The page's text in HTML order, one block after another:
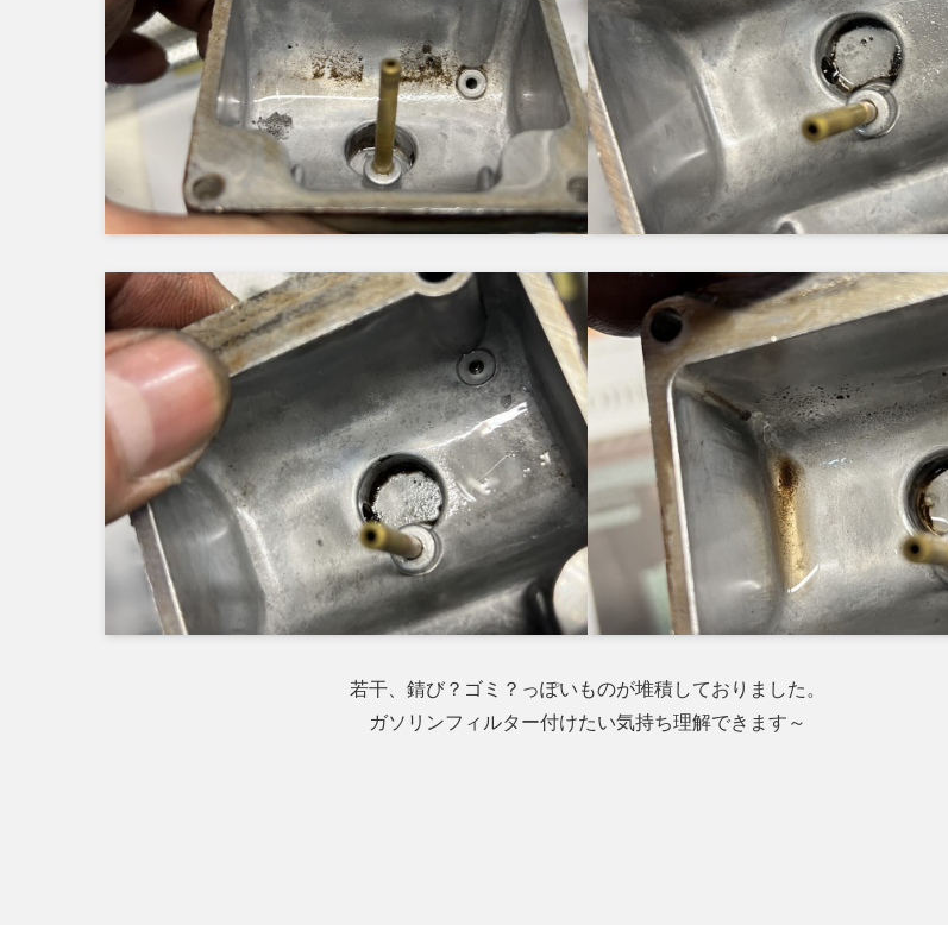
若干、錆び？ゴミ？っぽいものが堆積しておりました。
ガソリンフィルター付けたい気持ち理解できます～